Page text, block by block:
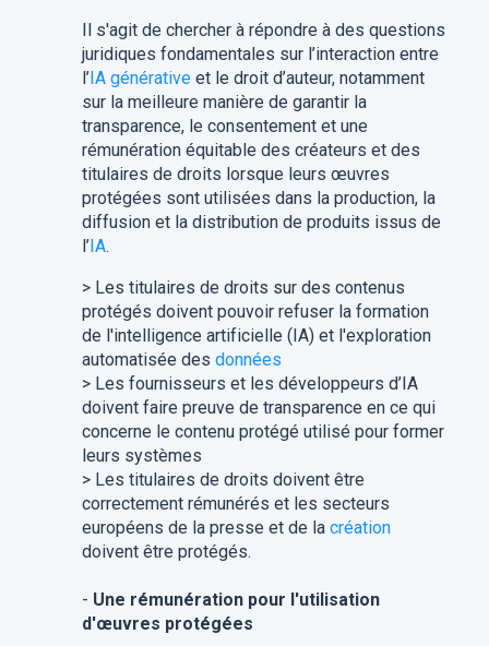
Il s'agit de chercher à répondre à des questions
juridiques fondamentales sur l’interaction entre
l’IA générativeet le droit d’auteur, notamment
sur la meilleure manière de garantir la
transparence, le consentement et une
rémunération équitable des créateurs et des
titulaires de droits lorsque leurs œuvres
protégées sont utilisées dans la production, la
diffusion et la distribution de produits issus de
l’IA.
> Les titulaires de droits sur des contenus
protégés doivent pouvoir refuser la formation
de l'intelligence artificielle (IA) et l'exploration
automatisée des données
> Les fournisseurs et les développeurs d’IA
doivent faire preuve de transparence en ce qui
concerne le contenu protégé utilisé pour former
leurs systèmes
> Les titulaires de droits doivent être
correctement rémunérés et les secteurs
européens de la presse et de la création
doivent être protégés.
- Une rémunération pour l'utilisation
d'œuvres protégées